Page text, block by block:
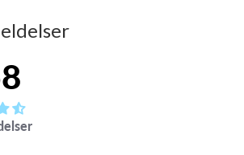
udtryk på brillen.
mod at få sollys ind i øjnene og